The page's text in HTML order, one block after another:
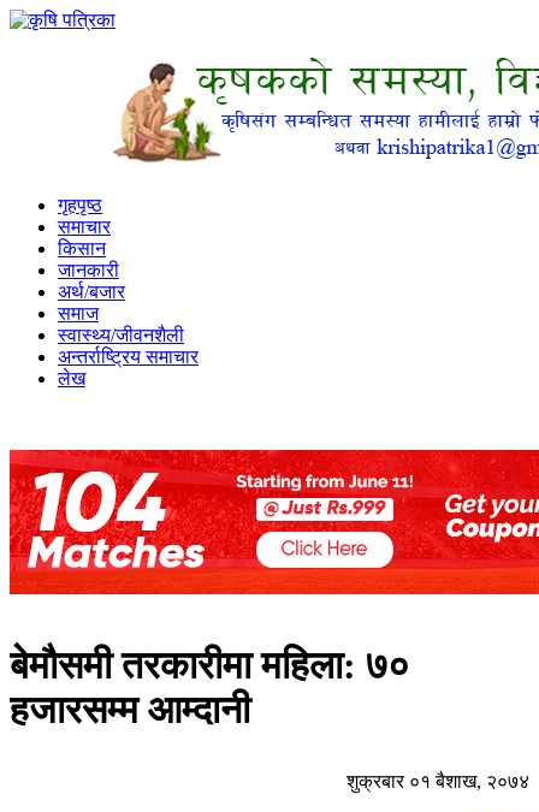
गृहपृष्ठ
समाचार
किसान
जानकारी
अर्थ/बजार
समाज
स्वास्थ्य/जीवनशैली
अन्तर्राष्ट्रिय समाचार
लेख
बेमौसमी तरकारीमा महिला: ७०
हजारसम्म आम्दानी
शुक्रबार ०१ बैशाख, २०७४